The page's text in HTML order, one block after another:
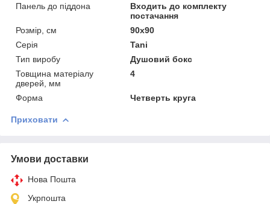
Панель до піддона
Входить до комплекту
постачання
Розмір, см
90x90
Серія
Tani
Тип виробу
Душовий бокс
Товщина матеріалу
дверей, мм
4
Форма Четверть круга
Приховати
Умови доставки
Нова Пошта
Укрпошта